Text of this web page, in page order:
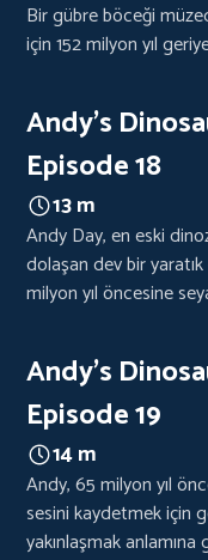
Bir gübre böceği
için 152 milyon yıl
Andy's
Episode 18
13 m
Andy Day, en eski
dolaşan dev bir
milyon yıl öncesine
Andy's
Episode 19
14 m
Andy, 65 milyon yıl
sesini kaydetmek için
yakınlaşmak anlamına